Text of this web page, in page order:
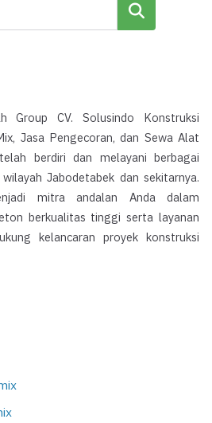
Cari
Group CV. Solusindo Konstruksi
Jasa Pengecoran, dan Sewa Alat
berdiri dan melayani berbagai
Jabodetabek dan sekitarnya.
mitra andalan Anda dalam
berkualitas tinggi serta layanan
kelancaran proyek konstruksi